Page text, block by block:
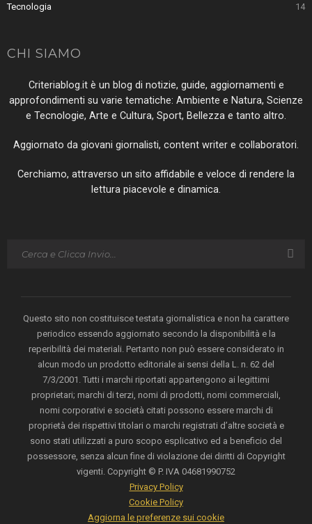
Tecnologia 14
CHI SIAMO
Criteriablog.it è un blog di notizie, guide, aggiornamenti e
approfondimenti su varie tematiche: Ambiente e Natura, Scienze
e Tecnologie, Arte e Cultura, Sport, Bellezza e tanto altro.
Aggiornato da giovani giornalisti, content writer e collaboratori.
Cerchiamo, attraverso un sito affidabile e veloce di rendere la
lettura piacevole e dinamica.
Questo sito non costituisce testata giornalistica e non ha carattere
periodico essendo aggiornato secondo la disponibilità e la
reperibilità dei materiali. Pertanto non può essere considerato in
alcun modo un prodotto editoriale ai sensi della L. n. 62 del
7/3/2001. Tutti i marchi riportati appartengono ai legittimi
proprietari; marchi di terzi, nomi di prodotti, nomi commerciali,
nomi corporativi e società citati possono essere marchi di
proprietà dei rispettivi titolari o marchi registrati d’altre società e
sono stati utilizzati a puro scopo esplicativo ed a beneficio del
possessore, senza alcun fine di violazione dei diritti di Copyright
vigenti. Copyright © P. IVA 04681990752
Privacy Policy
Cookie Policy
Aggiorna le preferenze sui cookie